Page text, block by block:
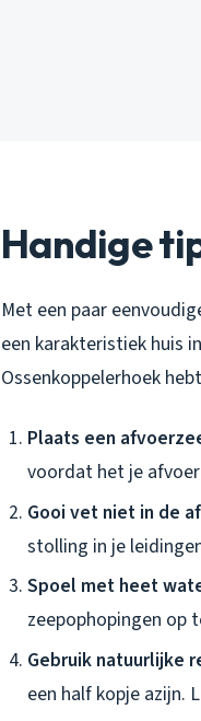
Handige
Met een paar
een karakteristiek huis
Ossenkoppelerhoek
Plaats een
voordat het je
Gooi vet niet in de
stolling in je
Spoel met heet
zeepophopingen op
Gebruik natuurlijke
een half kopje azijn.